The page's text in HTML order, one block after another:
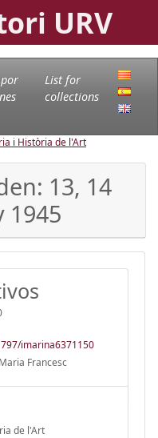
URV
List for
collections
i Història de l'Art
13, 14
1945
imarina6371150
Francesc
de l'Art